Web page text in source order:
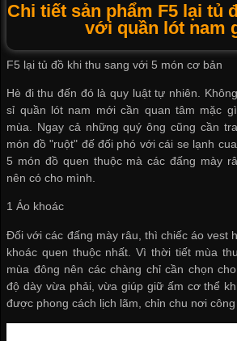
Chi tiết sản phẩm F5 lại tủ
với quần lót nam
F5 lại tủ đồ khi thu sang với 5 món cơ bản
Hè đi thu đến đó là quy luật tự nhiên.
sỉ quần lót nam mới cần quan tâm mặc
mùa. Ngay cả những quý ông cũng cần
món đồ "ruột" đế đối phó với cái se lạnh
5 món đồ quen thuộc mà các đấng mày
nên có cho mình.
1 Áo khoác
Đối với các đấng mày râu, thì chiếc áo vest
khoác quen thuộc nhất. Vì thời tiết mùa
mùa đông nên các chàng chỉ cần chọn
độ dày vừa phải, vừa giúp giữ ấm cơ thể
được phong cách lịch lãm, chỉn chu nơi công